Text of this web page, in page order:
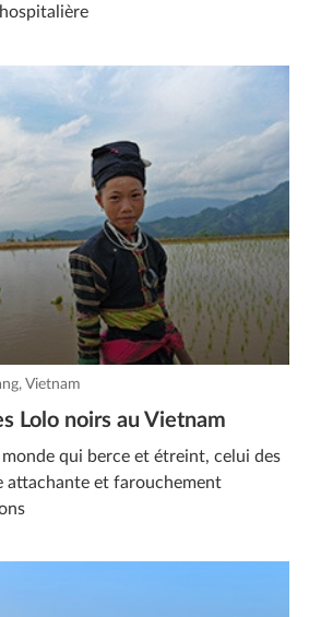
Vietnam
Lolo noirs au Vietnam
monde qui berce et étreint, celui des
attachante et farouchement